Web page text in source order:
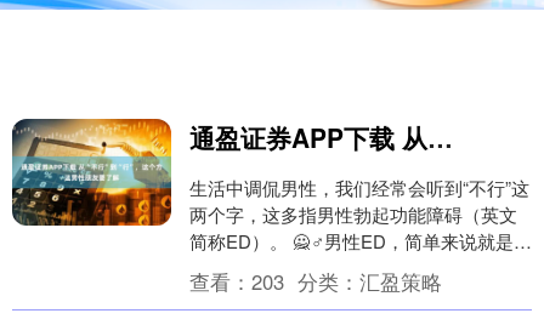
通盈证券APP下载 从“不行”到“行”，这个方法男性朋友要了解
生活中调侃男性，我们经常会听到“不行”这
两个字，这多指男性勃起功能障碍（英文
简称ED）。 🙅♂️男性ED，简单来说就是丁
丁不能持续获得或维持足够的勃起，以完
成满....
查看： 203 分类： 汇盈策略